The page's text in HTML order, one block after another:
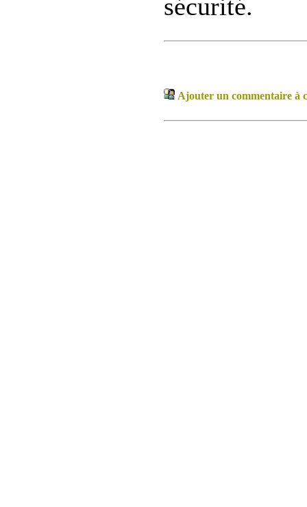
sécurité.
Ajouter un commentaire à